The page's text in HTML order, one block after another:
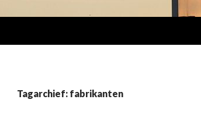
Tagarchief: fabrikanten